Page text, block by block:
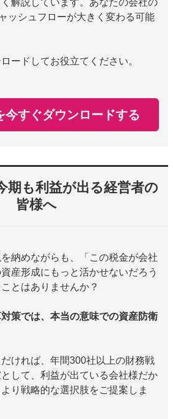
解説しています。あなたの会社の
ッシュフローが大きく変わる可能
ードしてお役立てください。
今すぐダウンロードする
期も利益が出る経営者の
皆様へ
納めながらも、「この税金が会社
産形成にもっと活かせないだろう
とはありませんか？
策では、本当の意味での資産防衛
ければ、年間300社以上の財務戦
して、利益が出ている会社様だか
り戦略的な選択肢をご提案しま